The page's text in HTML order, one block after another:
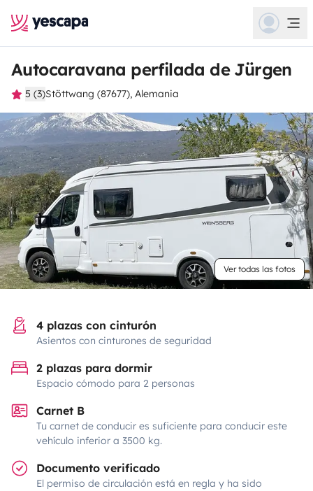
Autocaravana perfilada de Jürgen
5 (3)Stöttwang (87677), Alemania
Ver todas las fotos
4 plazas con cinturón
Asientos con cinturones de seguridad
2 plazas para dormir
Espacio cómodo para 2 personas
Carnet B
Tu carnet de conducir es suficiente para conducir este
vehículo inferior a 3500 kg.
Documento verificado
El permiso de circulación está en regla y ha sido